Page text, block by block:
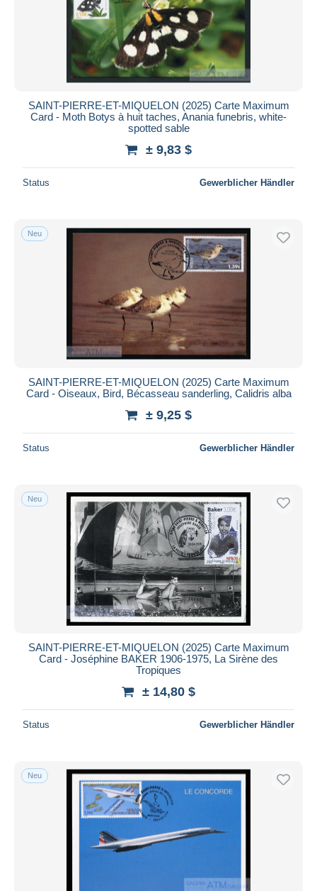
Banküberweisung
Visa
Mastercard
Bancontact
iDeal
Maestro
Gesamte Auswahl aufheben
Wohnsitz des Verkäufers
Übernehmen
SAINT-PIERRE-ET-MIQUELON (2025) Carte Maximum
Card - Moth Botys à huit taches, Anania funebris, white-
spotted sable
± 9,83 $
Status Gewerblicher Händler
Neu
SAINT-PIERRE-ET-MIQUELON (2025) Carte Maximum
Card - Oiseaux, Bird, Bécasseau sanderling, Calidris alba
± 9,25 $
Status Gewerblicher Händler
Neu
SAINT-PIERRE-ET-MIQUELON (2025) Carte Maximum
Card - Joséphine BAKER 1906-1975, La Sirène des
Tropiques
± 14,80 $
Status Gewerblicher Händler
Neu